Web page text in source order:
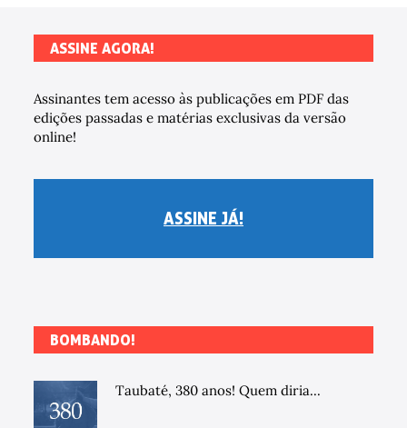
ASSINE AGORA!
Assinantes tem acesso às publicações em PDF das
edições passadas e matérias exclusivas da versão
online!
ASSINE JÁ!
BOMBANDO!
Taubaté, 380 anos! Quem diria...